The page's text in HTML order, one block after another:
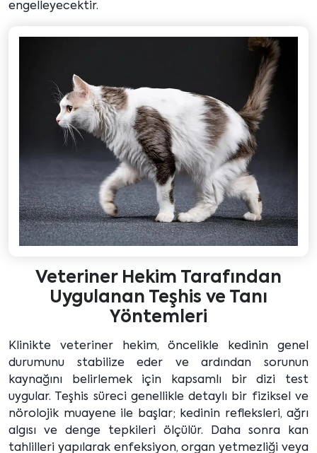
engelleyecektir.
Veteriner Hekim Tarafından
Uygulanan Teşhis ve Tanı
Yöntemleri
Klinikte veteriner hekim, öncelikle kedinin genel
durumunu stabilize eder ve ardından sorunun
kaynağını belirlemek için kapsamlı bir dizi test
uygular. Teşhis süreci genellikle detaylı bir fiziksel ve
nörolojik muayene ile başlar; kedinin refleksleri, ağrı
algısı ve denge tepkileri ölçülür. Daha sonra kan
tahlilleri yapılarak enfeksiyon, organ yetmezliği veya